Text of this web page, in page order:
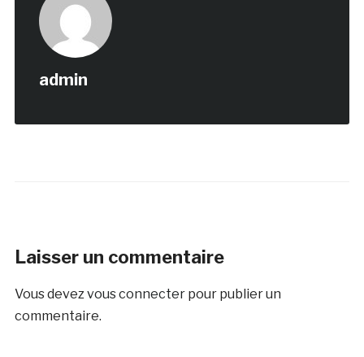
admin
Laisser un commentaire
Vous devezvous connecterpour publier un
commentaire.